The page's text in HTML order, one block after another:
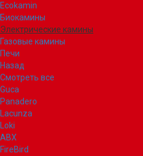
Ecokamin
Биокамины
Электрические камины
Газовые камины
Печи
Назад
Смотреть все
Guca
Panadero
Lacunza
Loki
ABX
FireBird